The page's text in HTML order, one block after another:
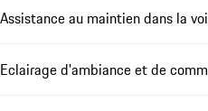
Assistance au maintien dans la
Eclairage d'ambiance et de